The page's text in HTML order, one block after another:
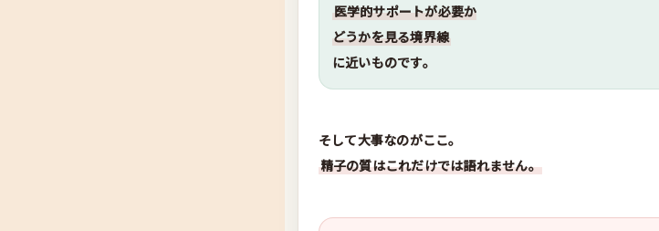
医学的サポートが必要か
どうかを見る境界線
に近いものです。
そして大事なのがここ。
精子の質はこれだけでは語れません。